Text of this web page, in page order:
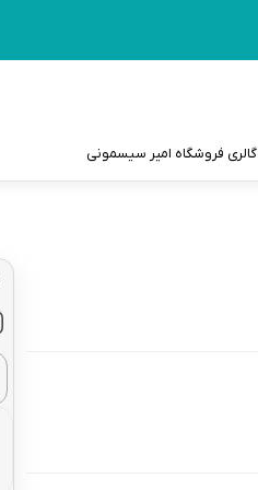
گالری فروشگاه امیر سیسمونی